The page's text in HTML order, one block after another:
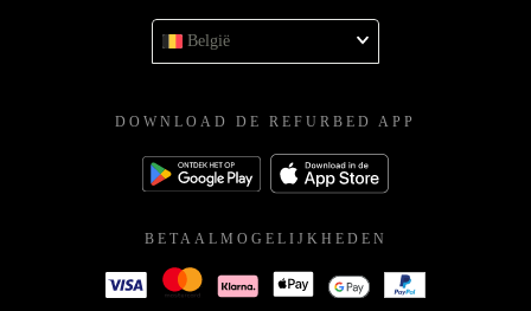
België
DOWNLOAD DE REFURBED APP
BETAALMOGELIJKHEDEN